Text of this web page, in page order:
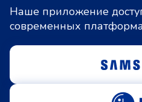
Наше приложение
современных